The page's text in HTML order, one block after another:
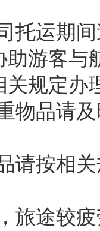
托运期
游客与
关规定办
物品请
请按相
旅途较